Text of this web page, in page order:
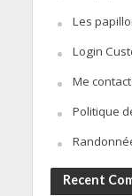
Les
Login
Me
Politique
Recent